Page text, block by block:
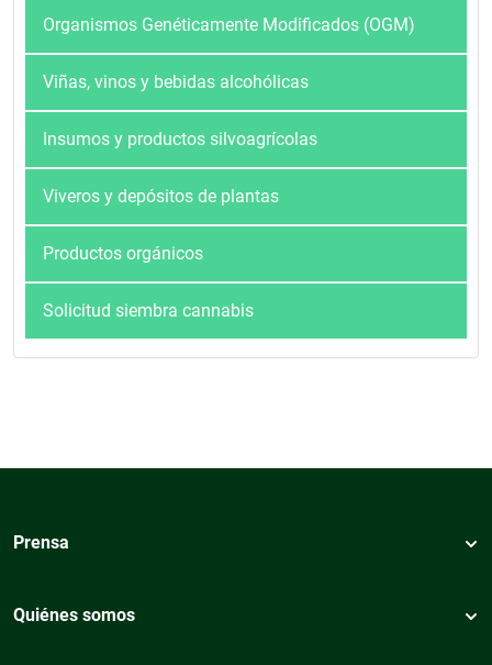
Organismos Genéticamente Modificados (OGM)
Viñas, vinos y bebidas alcohólicas
Insumos y productos silvoagrícolas
Viveros y depósitos de plantas
Productos orgánicos
Solicitud siembra cannabis
Prensa
Quiénes somos